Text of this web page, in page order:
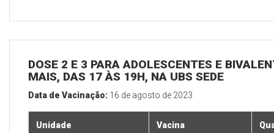
DOSE 2 E 3 PARA ADOLESCENTES E
MAIS, DAS 17 ÀS 19H, NA UBS SEDE
Data de Vacinação: 16 de agosto de 2023
Unidade Vacina